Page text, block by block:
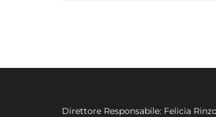
Direttore Responsabile: Felicia